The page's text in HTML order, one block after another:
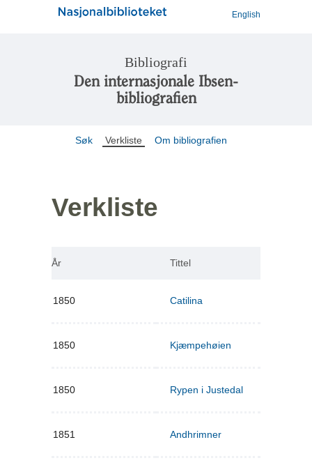
English
Bibliografi
Den internasjonale Ibsen-
bibliografien
Søk Verkliste Om bibliografien
Verkliste
År Tittel
1850 Catilina
1850 Kjæmpehøien
1850 Rypen i Justedal
1851 Andhrimner